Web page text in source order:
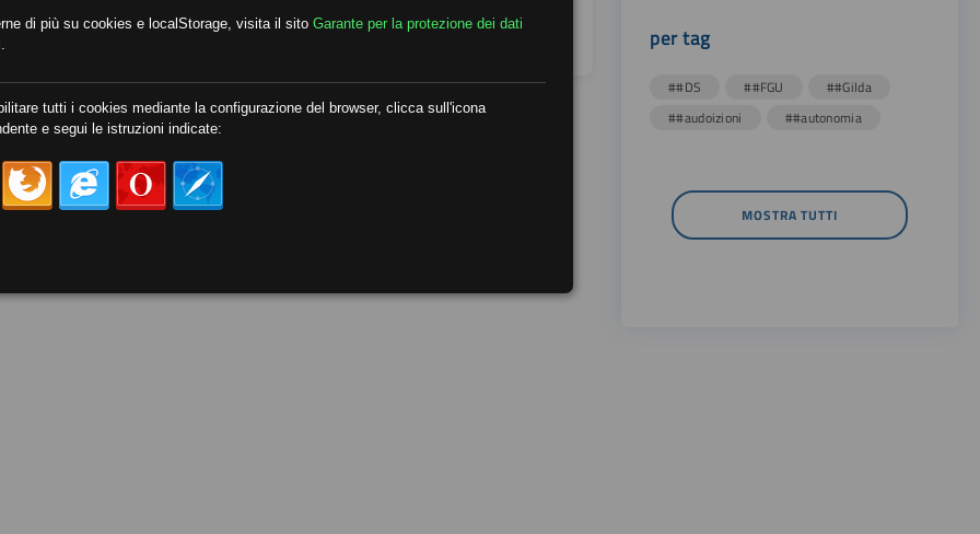
per tag
##DS ##FGU
##Gilda
##audoizioni
##autonomia
MOSTRA TUTTI
di più su cookies e localStorage, visita il sito Garante per la protezione dei dati
.
tutti i cookies mediante la configurazione del browser, clicca sull'icona
e segui le istruzioni indicate: